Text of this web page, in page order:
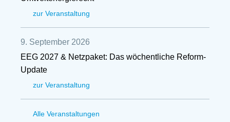
zur Veranstaltung
9. September 2026
EEG 2027 & Netzpaket: Das wöchentliche Reform-
Update
zur Veranstaltung
Alle Veranstaltungen